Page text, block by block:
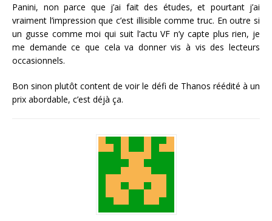
Panini, non parce que j’ai fait des études, et pourtant j’ai
vraiment l’impression que c’est illisible comme truc. En outre si
un gusse comme moi qui suit l’actu VF n’y capte plus rien, je
me demande ce que cela va donner vis à vis des lecteurs
occasionnels.
Bon sinon plutôt content de voir le défi de Thanos réédité à un
prix abordable, c’est déjà ça.